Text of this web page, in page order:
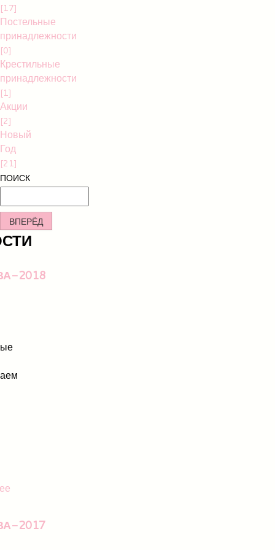
[17]
Постельные
принадлежности
[0]
Крестильные
принадлежности
[1]
Акции
[2]
Новый
Год
[21]
ПОИСК
ВПЕРЁД
2018
2017